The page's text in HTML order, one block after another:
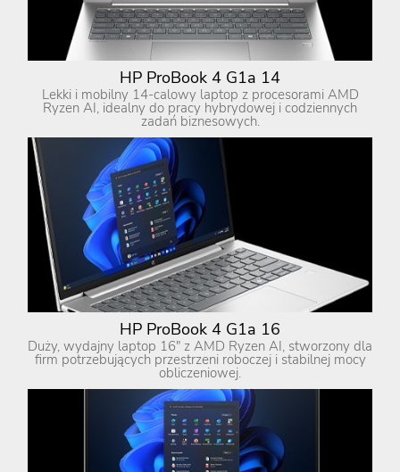
HP ProBook 4 G1a 14
Lekki i mobilny 14-calowy laptop z procesorami AMD
Ryzen AI, idealny do pracy hybrydowej i codziennych
zadań biznesowych.
HP ProBook 4 G1a 16
Duży, wydajny laptop 16″ z AMD Ryzen AI, stworzony dla
firm potrzebujących przestrzeni roboczej i stabilnej mocy
obliczeniowej.